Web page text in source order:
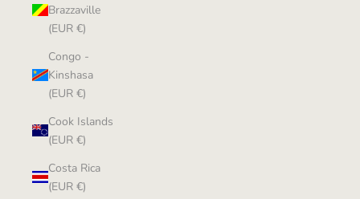
Brazzaville
(EUR €)
Congo -
Kinshasa
(EUR €)
Cook Islands
(EUR €)
Costa Rica
(EUR €)